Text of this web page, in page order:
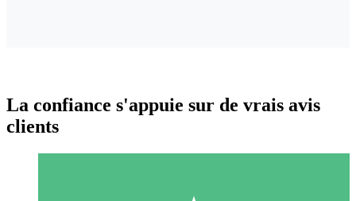
La confiance s'appuie sur de vrais avis
clients